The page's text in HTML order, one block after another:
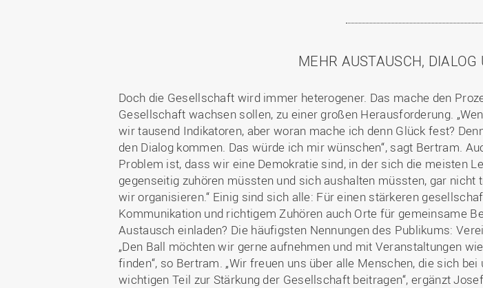
MEHR AUSTAUSCH,
Doch die Gesellschaft wird immer heterogener. Das mache den
Gesellschaft wachsen sollen, zu einer großen Herausforderung.
wir tausend Indikatoren, aber woran mache ich denn Glück fest?
den Dialog kommen. Das würde ich mir wünschen“, sagt Bertram.
Problem ist, dass wir eine Demokratie sind, in der sich die meisten
gegenseitig zuhören müssten und sich aushalten müssten, gar
wir organisieren.“ Einig sind sich alle: Für einen stärkeren
Kommunikation und richtigem Zuhören auch Orte für gemeinsame
Austausch einladen? Die häufigsten Nennungen des Publikums:
„Den Ball möchten wir gerne aufnehmen und mit Veranstaltungen
finden“, so Bertram. „Wir freuen uns über alle Menschen, die sich
wichtigen Teil zur Stärkung der Gesellschaft beitragen“, ergänzt